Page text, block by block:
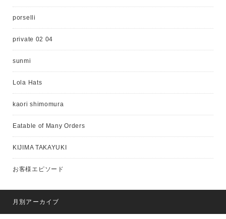
porselli
private 02 04
sunmi
Lola Hats
kaori shimomura
Eatable of Many Orders
KIJIMA TAKAYUKI
お客様エピソード
月別アーカイブ